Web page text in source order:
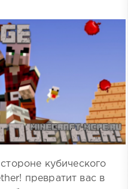
кубического
превратит вас в